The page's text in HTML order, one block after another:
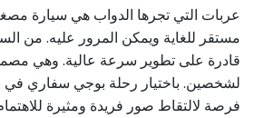
عربات التي تجرها الدواب هي سيارة
مستقر للغاية ويمكن المرور عليه. من
قادرة على تطوير سرعة عالية. وهي
لشخصين. باختيار رحلة بوجي سفاري
فرصة لالتقاط صور فريدة ومثيرة